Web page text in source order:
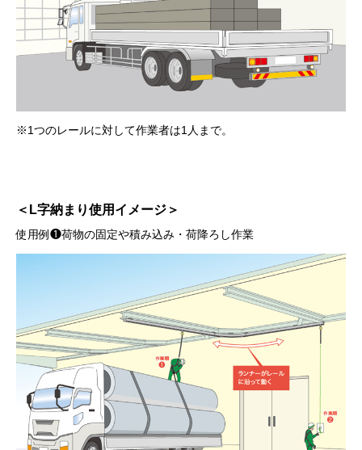
※1つのレールに対して作業者は1人まで。
＜L字納まり使用イメージ＞
使用例❶荷物の固定や積み込み・荷降ろし作業